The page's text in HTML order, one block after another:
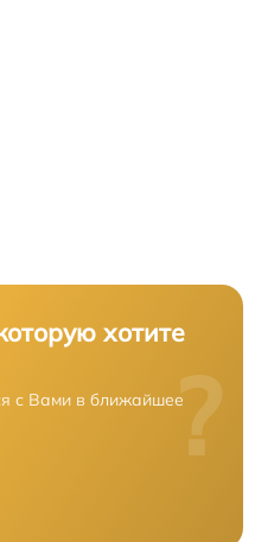
хотите
с Вами в ближайшее?